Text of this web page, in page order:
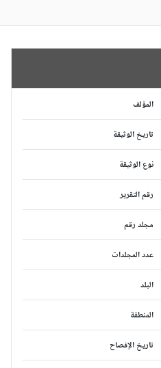
المؤلف
تاريخ الوثيقة
نوع الوثيقة
رقم التقرير
مجلد رقم
عدد المجلدات
البلد
المنطقة
تاريخ الإفصاح